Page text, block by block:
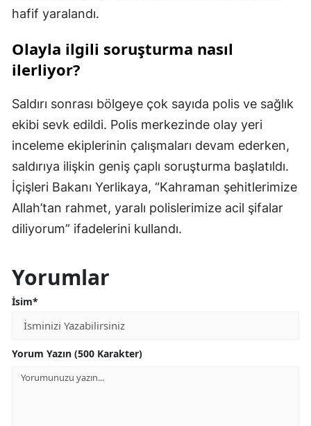
hafif yaralandı.
Olayla ilgili soruşturma nasıl
ilerliyor?
Saldırı sonrası bölgeye çok sayıda polis ve sağlık
ekibi sevk edildi. Polis merkezinde olay yeri
inceleme ekiplerinin çalışmaları devam ederken,
saldırıya ilişkin geniş çaplı soruşturma başlatıldı.
İçişleri Bakanı Yerlikaya, “Kahraman şehitlerimize
Allah’tan rahmet, yaralı polislerimize acil şifalar
diliyorum” ifadelerini kullandı.
Yorumlar
İsim*
Yorum Yazın (500 Karakter)